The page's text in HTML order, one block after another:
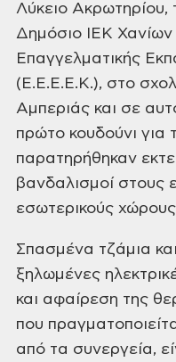
Λύκειο
Δημόσιο ΙΕΚ Χανίων
Επαγγελματικής
(Ε.Ε.Ε.Ε.Κ.), στο
Αμπεριάς και σε
πρώτο κουδούνι για
παρατηρήθηκαν
βανδαλισμοί στους
εσωτερικούς
Σπασμένα τζάμια και
ξηλωμένες
και αφαίρεση της
που
από τα συνεργεία,